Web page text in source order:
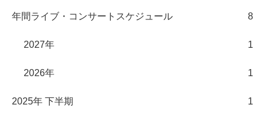
年間ライブ・コンサートスケジュール 8
2027年 1
2026年 1
2025年 下半期 1